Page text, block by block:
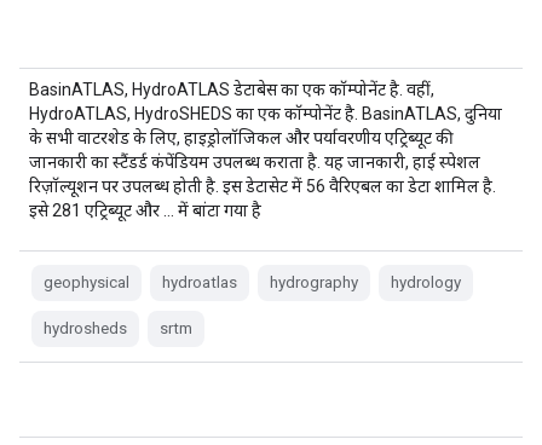
BasinATLAS, HydroATLAS डेटाबेस का एक कॉम्पोनेंट है. वहीं,
HydroATLAS, HydroSHEDS का एक कॉम्पोनेंट है. BasinATLAS, दुनिया
के सभी वाटरशेड के लिए, हाइड्रोलॉजिकल और पर्यावरणीय एट्रिब्यूट की
जानकारी का स्टैंडर्ड कंपेंडियम उपलब्ध कराता है. यह जानकारी, हाई स्पेशल
रिज़ॉल्यूशन पर उपलब्ध होती है. इस डेटासेट में 56 वैरिएबल का डेटा शामिल है.
इसे 281 एट्रिब्यूट और … में बांटा गया है
geophysical hydroatlas hydrography hydrology
hydrosheds srtm